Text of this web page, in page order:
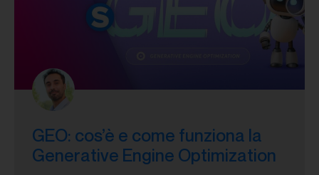
GEO: cos’è e come funziona la
Generative Engine Optimization